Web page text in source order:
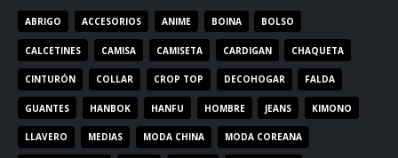
ABRIGO ACCESORIOS ANIME BOINA BOLSO
CALCETINES CAMISA CAMISETA CARDIGAN CHAQUETA
CINTURÓN COLLAR CROP TOP DECOHOGAR FALDA
GUANTES HANBOK HANFU HOMBRE JEANS KIMONO
LLAVERO MEDIAS MODA CHINA MODA COREANA